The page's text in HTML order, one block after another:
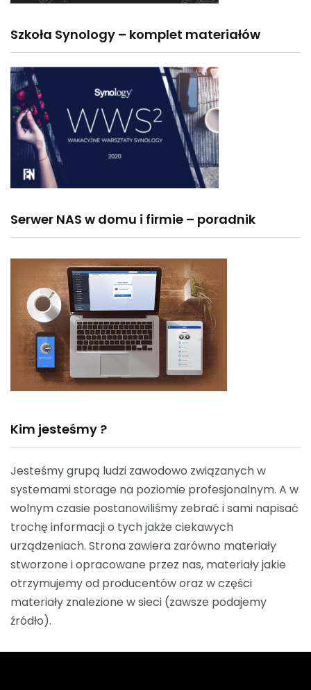
Szkoła Synology – komplet materiałów
Serwer NAS w domu i firmie – poradnik
Kim jesteśmy ?
Jesteśmy grupą ludzi zawodowo związanych w
systemami storage na poziomie profesjonalnym. A w
wolnym czasie postanowiliśmy zebrać i sami napisać
trochę informacji o tych jakże ciekawych
urządzeniach. Strona zawiera zarówno materiały
stworzone i opracowane przez nas, materiały jakie
otrzymujemy od producentów oraz w części
materiały znalezione w sieci (zawsze podajemy
źródło).